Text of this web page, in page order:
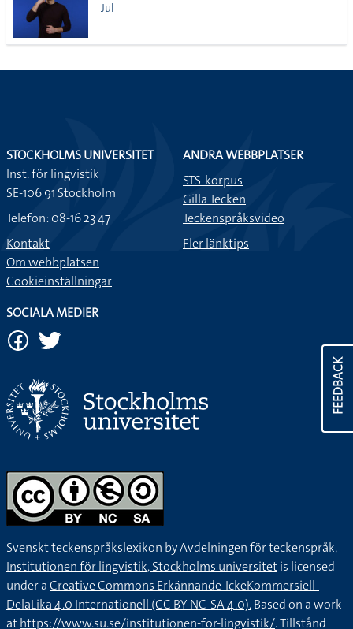
Jul
FEEDBACK
STOCKHOLMS UNIVERSITET
Inst. för lingvistik
SE-106 91 Stockholm
Telefon: 08-16 23 47
Kontakt
Om webbplatsen
Cookieinställningar
ANDRA WEBBPLATSER
STS-korpus
Gilla Tecken
Teckenspråksvideo
Fler länktips
SOCIALA MEDIER
Svenskt teckenspråkslexikon byAvdelningen för teckenspråk,
Institutionen för lingvistik, Stockholms universitetis licensed
under aCreative Commons Erkännande-IckeKommersiell-
DelaLika 4.0 Internationell (CC BY-NC-SA 4.0).Based on a work
athttps://www.su.se/institutionen-for-lingvistik/. Tillstånd